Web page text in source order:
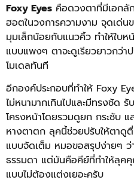
Foxy Eyes คือดวงตาที่มีเอกลั
ฮอตในวงการความงาม จุดเด่
มุมเล็กน้อยกับแนวคิ้ว ทำให้ใบ
แบบแพงๆ ตาจะดูเรียวยาวกว่
โมเดลทันที
อีกองค์ประกอบที่ทำให้ Foxy
ไม่หนามากเกินไปและมีทรงชัด
โครงหน้าโดยรวมดูยก กระชับ แ
หางตาตก ลุคนี้ช่วยปรับให้ตาดู
แบบจัดเต็ม หมอขอสรุปง่ายๆ ว่
ธรรมดา แต่มันคือคีย์ที่ทำให้ลุค
แบบไม่ต้องแต่งเยอะครับ